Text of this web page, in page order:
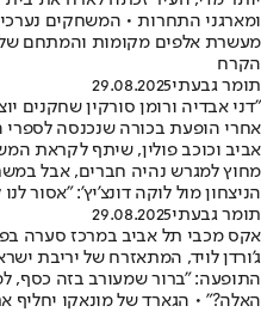
ומארגני התחרות • המשחקים
מעשרת אלפים מקומות והמתחם
הקרח
תומר גבעתי29.08.2025
"דני אבדיה ורומן סורקין שחקנים
אחרי הופעת בכורה שנכנסה לספרי
אביב וכוכב פולין, שיתף לקראת
מחוץ למגרש נהיה חברים, אבל
הניצחון מול לוקה דונצ'יץ': "אסור
תומר גבעתי29.08.2025
אקס מכבי תל אביב במרכז סערה
ג'ורדן לויד, המתאזרח של יריבת
התופעה: "ברור שמעורב בזה כסף,
האלה?" • הגארד של מונאקו יחליף